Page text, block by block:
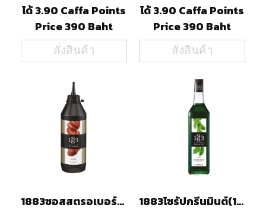
ได้ 3.90 Caffa Points
Price 390 Baht
สั่งสินค้า
ได้ 3.90 Caffa Points
Price 390 Baht
สั่งสินค้า
1883ซอสสตรอเบอร์รี่(500ml)
1883ไซรัปกรีนมินต์(1000ml)